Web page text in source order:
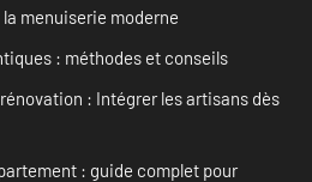
menuiserie moderne
: méthodes et conseils
: Intégrer les artisans dès
: guide complet pour